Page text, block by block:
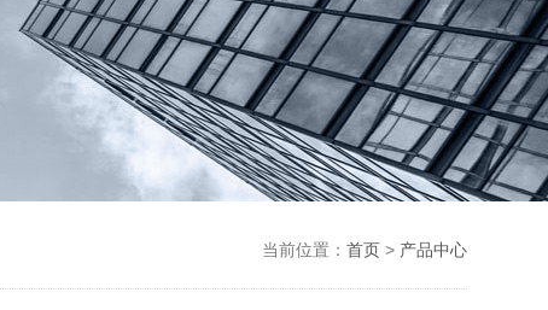
当前位置： 首页> 产品中心